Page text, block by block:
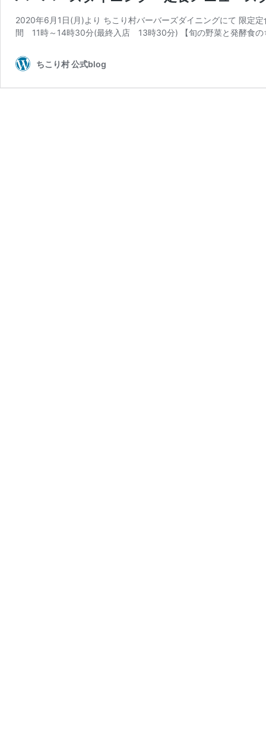
2020年6月1日(月)より ちこり村バーバーズダイニングにて 限定
間 11時～14時30分(最終入店 13時30分) 【旬の野菜と発酵食
ちこり村 公式blog